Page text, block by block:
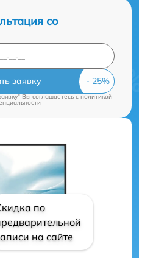
со
заявку
Вы соглашаетесь c политикой
по
на сайте